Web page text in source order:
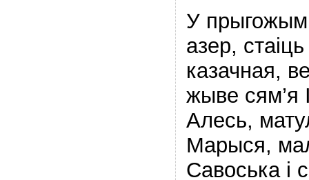
У прыгожым
азер,
казачная,
жыве сям’я
Алесь,
Марыся,
Савоська і